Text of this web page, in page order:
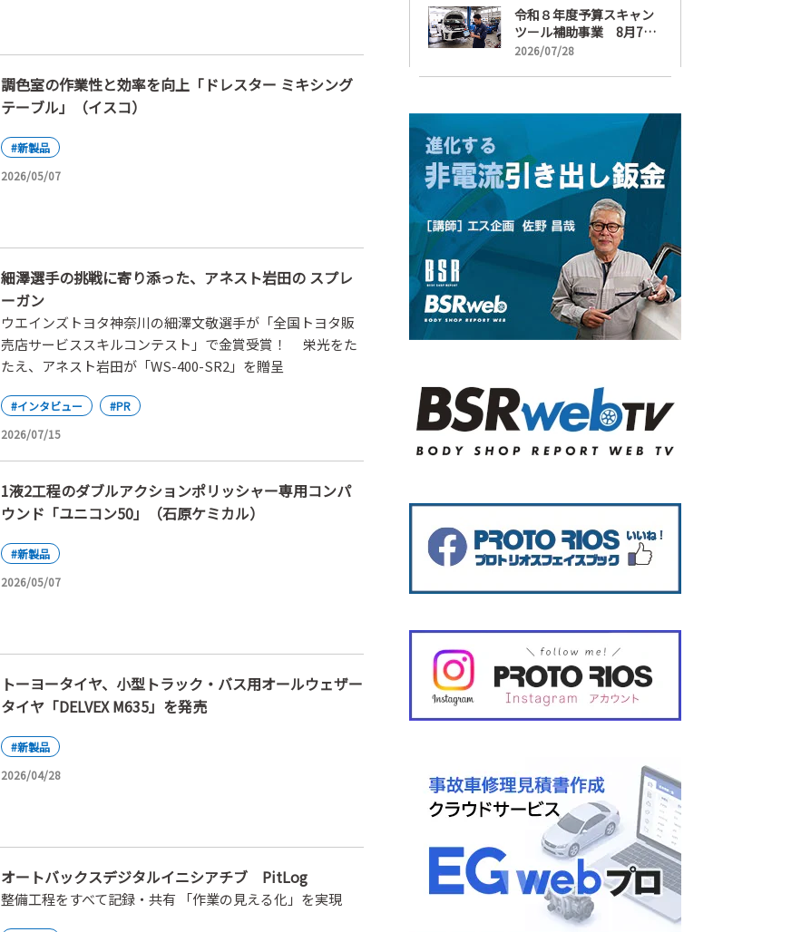
調色室の作業性と効率を向上「ドレスター ミキシング
テーブル」（イスコ）
#新製品
2026/05/07
細澤選手の挑戦に寄り添った、アネスト岩田の スプレ
ーガン
ウエインズトヨタ神奈川の細澤文敬選手が「全国トヨタ販
売店サービススキルコンテスト」で金賞受賞！ 栄光をた
たえ、アネスト岩田が「WS-400-SR2」を贈呈
#インタビュー
#PR
2026/07/15
1液2工程のダブルアクションポリッシャー専用コンパ
ウンド「ユニコン50」（石原ケミカル）
#新製品
2026/05/07
トーヨータイヤ、小型トラック・バス用オールウェザー
タイヤ「DELVEX M635」を発売
#新製品
2026/04/28
オートバックスデジタルイニシアチブ PitLog
整備工程をすべて記録・共有 「作業の見える化」を実現
令和８年度予算スキャン
ツール補助事業 8月7日
受け付け開始
2026/07/28